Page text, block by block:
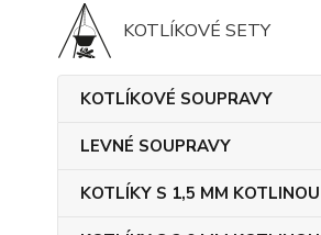
KOTLÍKOVÉ SETY
KOTLÍKOVÉ SOUPRAVY
LEVNÉ SOUPRAVY
KOTLÍKY S 1,5 MM KOTLINOU